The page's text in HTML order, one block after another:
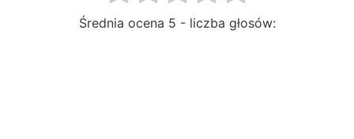
Średnia ocena 5 - liczba głosów: